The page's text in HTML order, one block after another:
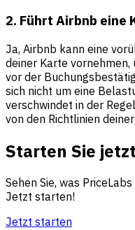
2. Führt Airbnb eine
Ja, Airbnb kann eine
deiner Karte
vor der
sich nicht um eine
verschwindet in der
von den Richtlinien
Starten Sie
Sehen Sie, was
Jetzt starten!
Jetzt starten